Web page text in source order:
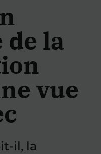
la
vue
il, la